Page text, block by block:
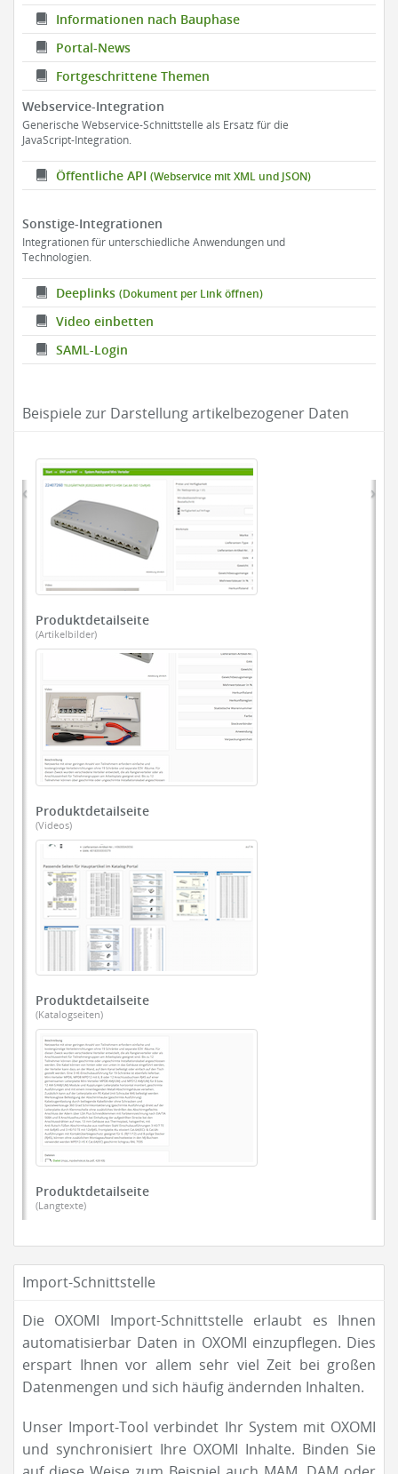
Informationen nach Bauphase
Portal-News
Fortgeschrittene Themen
Webservice-Integration
Generische Webservice-Schnittstelle als Ersatz für die
JavaScript-Integration.
Öffentliche API (Webservice mit XML und JSON)
Sonstige-Integrationen
Integrationen für unterschiedliche Anwendungen und
Technologien.
Deeplinks (Dokument per Link öffnen)
Video einbetten
SAML-Login
Beispiele zur Darstellung artikelbezogener Daten
‹
Produktdetailseite
(Artikelbilder)
Produktdetailseite
(Videos)
Produktdetailseite
(Katalogseiten)
Produktdetailseite
(Langtexte)
›
Import-Schnittstelle
Die OXOMI Import-Schnittstelle erlaubt es Ihnen
automatisierbar Daten in OXOMI einzupflegen. Dies
erspart Ihnen vor allem sehr viel Zeit bei großen
Datenmengen und sich häufig ändernden Inhalten.
Unser Import-Tool verbindet Ihr System mit OXOMI
und synchronisiert Ihre OXOMI Inhalte. Binden Sie